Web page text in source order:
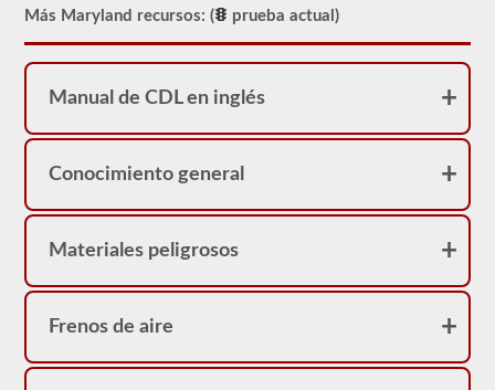
realidad
como
una
licencia.
obtener
CDL
sin
prueba
frenos
pero
podrá
Más Maryland recursos: ( prueba actual)
Manual de CDL en inglés
Conocimiento general
Materiales peligrosos
Frenos de aire